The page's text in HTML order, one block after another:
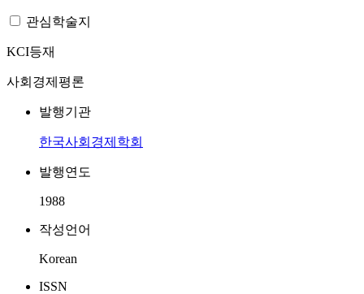
관심학술지
KCI등재
사회경제평론
발행기관
한국사회경제학회
발행연도
1988
작성언어
Korean
ISSN